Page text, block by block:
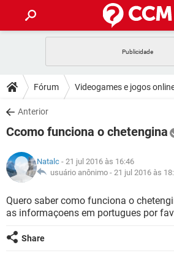
CELULAR
OUTLOOK
INSTAGRAM GMAIL
GUIA DE COMPRAS
DICAS
JOGOS
INSTAGRAM
GUIA DE COMPRAS
DOWNLOADS
JOGOS
CELULAR
OUTLOOK EXCEL
INSTAGRAM
GUIA DE COMPRAS
JOGOS
CELULAR
OUTLOOK EXCEL
GLOSSÁRIO
CELULAR
OUTLOOK
Fórum Videogames e jogos
Anterior
Ccomo funciona o chetengina
Natalc - 21 jul 2016 às 16:46
usuário anônimo - 21 jul 2016 às
Quero saber como funciona o
as informaçoens em portugues por
Share